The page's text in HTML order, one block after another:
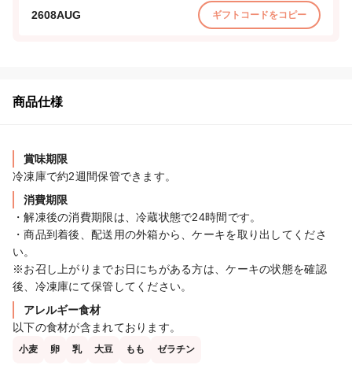
2608AUG ギフトコードをコピー
商品仕様
賞味期限
冷凍庫で約2週間保管できます。
消費期限
・解凍後の消費期限は、冷蔵状態で24時間です。
・商品到着後、配送用の外箱から、ケーキを取り出してくださ
い。
※お召し上がりまでお日にちがある方は、ケーキの状態を確認
後、冷凍庫にて保管してください。
アレルギー食材
以下の食材が含まれております。
小麦 卵 乳 大豆 もも ゼラチン